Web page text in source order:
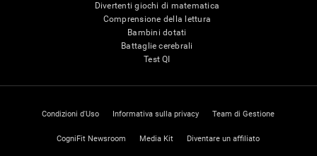
Divertenti giochi di matematica
Comprensione della lettura
Bambini dotati
Battaglie cerebrali
Test QI
Condizioni d'Uso Informativa sulla privacy Team di Gestione
CogniFit Newsroom Media Kit Diventare un affiliato